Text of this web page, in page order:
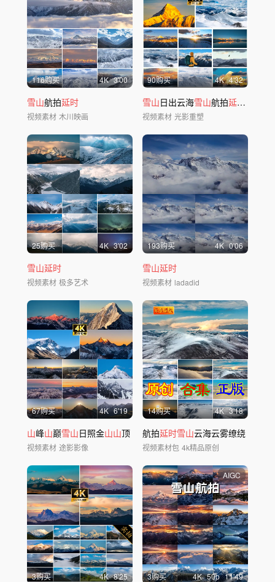
116购买 4K 3'00
雪山航拍延时
视频素材 木川映画
90购买 4K 4'32
雪山日出云海雪山航拍延时
视频素材 光影重塑
25购买 4K 3'02
雪山延时
视频素材 极多艺术
193购买 4K 0'06
雪山延时
视频素材 ladadid
67购买 4K 6'19
山峰山巅雪山日照金山山顶
视频素材 途影影像
14购买 4K 3'18
航拍延时雪山云海云雾缭绕
视频素材包 4k精品原创
3购买 4K 8'25
AIGC
3购买 4K 50p 11'49